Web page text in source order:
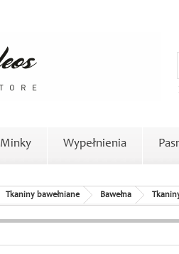
Minky Wypełnienia
Tkaniny bawełniane Bawełna